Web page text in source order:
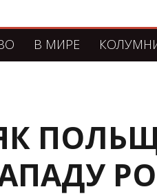
В МИРЕ